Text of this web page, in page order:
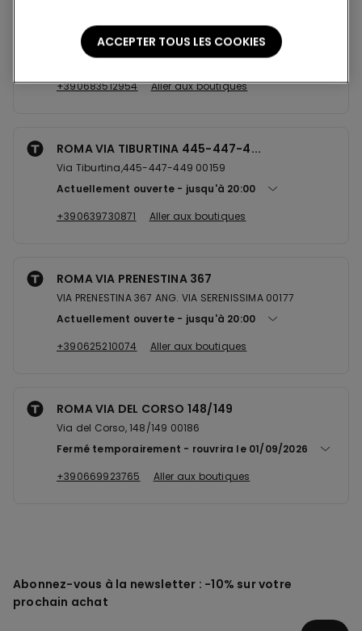
Viale Libia 103/111 00199
Actuellement ouverte
jusqu'à20:00
+390683512954
Aller aux boutiques
ROMA VIA TIBURTINA 445-447-4...
Via Tiburtina,445-447-449 00159
Actuellement ouverte
jusqu'à 20:00
+390639730871
Aller aux boutiques
ROMA VIA PRENESTINA 367
VIA PRENESTINA 367 ANG. VIA SERENISSIMA 00177
Actuellement ouverte
jusqu'à 20:00
+390625210074
Aller aux boutiques
ROMA VIA DEL CORSO 148/149
Via del Corso, 148/149 00186
Fermé temporairement
rouvrira le 01/09/2026
+390669923765
Aller aux boutiques
Abonnez-vous à la newsletter : -10% sur votre
prochain achat
ACCEPTER TOUS LES COOKIES